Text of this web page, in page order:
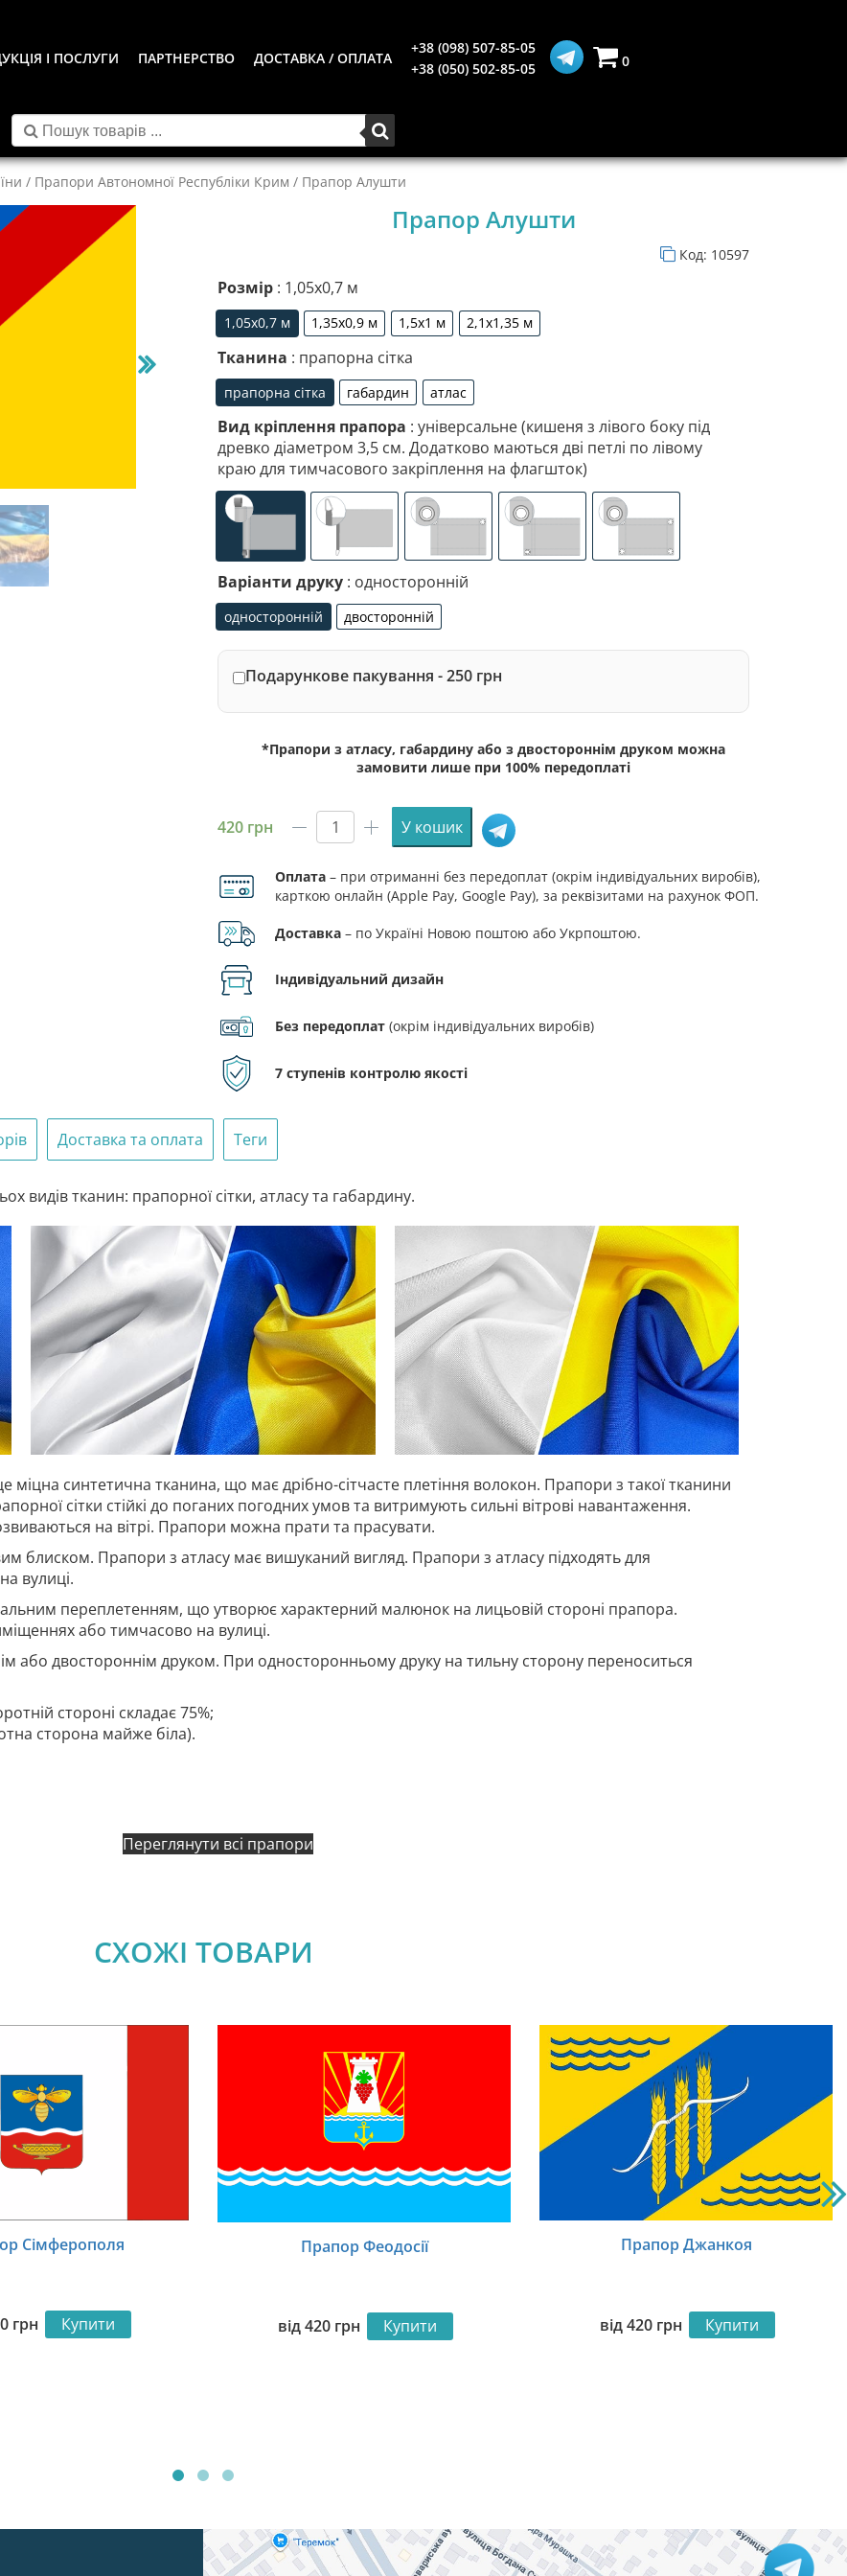
І ПОСЛУГИ ПАРТНЕРСТВО ДОСТАВКА / ОПЛАТА
+38 (098) 507-85-05
+38 (050) 502-85-05
0
/ Прапори Автономної Республіки Крим / Прапор Алушти
Прапор Алушти
Код: 10597
Розмір : 1,05х0,7 м
1,05х0,7 м
1,05х0,7 м
1,35х0,9 м
1,35х0,9 м
1,5х1 м
1,5х1 м
2,1х1,35 м
2,1х1,35 м
Тканина : прапорна сітка
прапорна сітка
прапорна сітка
габардин
габардин
атлас
атлас
Вид кріплення прапора : універсальне (кишеня з лівого боку під
древко діаметром 3,5 см. Додатково маються дві петлі по лівому
краю для тимчасового закріплення на флагшток)
Варіанти друку : односторонній
односторонній
односторонній
двосторонній
двосторонній
Подарункове пакування - 250 грн
*Прапори з атласу, габардину або з двостороннім друком можна
замовити лише при 100% передоплаті
420 грн
Прапор
кількість
У кошик
Оплата – при отриманні без передоплат (окрім індивідуальних виробів),
карткою онлайн (Apple Pay, Google Pay), за реквізитами на рахунок ФОП.
Доставка – по Україні Новою поштою або Укрпоштою.
Індивідуальний дизайн
Без передоплат (окрім індивідуальних виробів)
7 ступенів контролю якості
Доставка та оплата Теги
видів тканин: прапорної сітки, атласу та габардину.
міцна синтетична тканина, що має дрібно-сітчасте плетіння волокон. Прапори з такої тканини
сітки стійкі до поганих погодних умов та витримують сильні вітрові навантаження.
на вітрі. Прапори можна прати та прасувати.
блиском. Прапори з атласу має вишуканий вигляд. Прапори з атласу підходять для
вулиці.
переплетенням, що утворює характерний малюнок на лицьовій стороні прапора.
або тимчасово на вулиці.
або двостороннім друком. При односторонньому друку на тильну сторону переноситься
стороні складає 75%;
сторона майже біла).
Переглянути всі прапори
СХОЖІ ТОВАРИ
Сімферополя
грн Купити
Прапор Феодосії
від420 грн Купити
Прапор Джанкоя
від420 грн Купити